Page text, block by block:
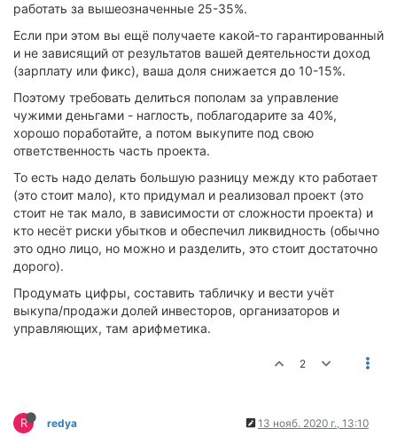
работать за вышеозначенные 25-35%.
Если при этом вы ещё получаете какой-то гарантированный
и не зависящий от результатов вашей деятельности доход
(зарплату или фикс), ваша доля снижается до 10-15%.
Поэтому требовать делиться пополам за управление
чужими деньгами - наглость, поблагодарите за 40%,
хорошо поработайте, а потом выкупите под свою
ответственность часть проекта.
То есть надо делать большую разницу между кто работает
(это стоит мало), кто придумал и реализовал проект (это
стоит не так мало, в зависимости от сложности проекта) и
кто несёт риски убытков и обеспечил ликвидность (обычно
это одно лицо, но можно и разделить, это стоит достаточно
дорого).
Продумать цифры, составить табличку и вести учёт
выкупа/продажи долей инвесторов, организаторов и
управляющих, там арифметика.
2
R redya 13 нояб. 2020 г., 13:10